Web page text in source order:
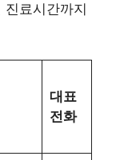
료시간까지
대표
전화